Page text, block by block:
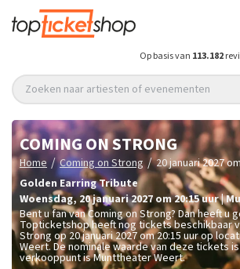
Op basis van 113.182
Zoeken naar artiesten of evenementen
COMING ON STRONG
Home / Coming on Strong / 20 januari 2027
Golden Earring Tribute
woensdag,20 januari 2027 om 20:15uur|
Bent u fan van Coming on Strong? Dan heeft u
Topticketshop heeft nog tickets beschikbaar
Strong op 20 januari 2027 om 20:15 uur op
Weert. De nominale waarde van deze tickets
verkooppunt is Munttheater Weert.